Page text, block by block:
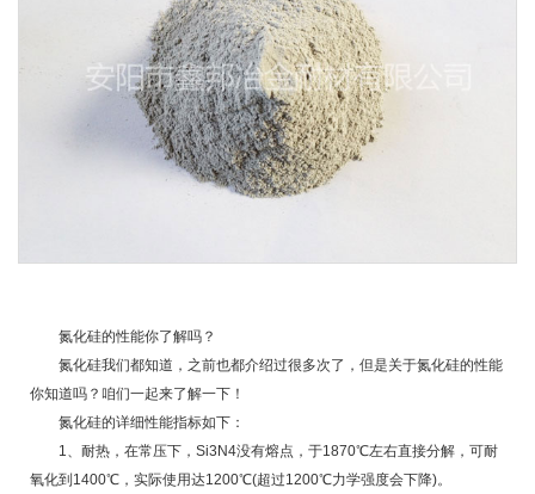
氮化硅的性能你了解吗？
氮化硅我们都知道，之前也都介绍过很多次了，但是关于氮化硅的性能
你知道吗？咱们一起来了解一下！
氮化硅的详细性能指标如下：
1、耐热，在常压下，Si3N4没有熔点，于1870℃左右直接分解，可耐
氧化到1400℃，实际使用达1200℃(超过1200℃力学强度会下降)。